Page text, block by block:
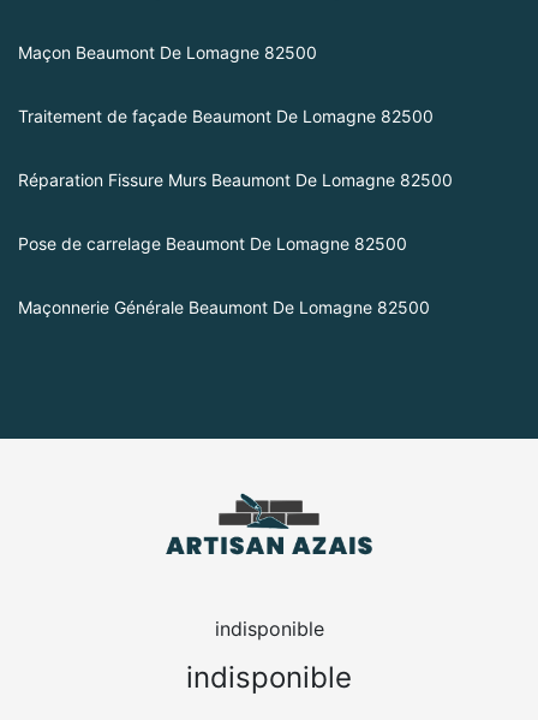
Maçon Beaumont De Lomagne 82500
Traitement de façade Beaumont De Lomagne 82500
Réparation Fissure Murs Beaumont De Lomagne 82500
Pose de carrelage Beaumont De Lomagne 82500
Maçonnerie Générale Beaumont De Lomagne 82500
indisponible
indisponible